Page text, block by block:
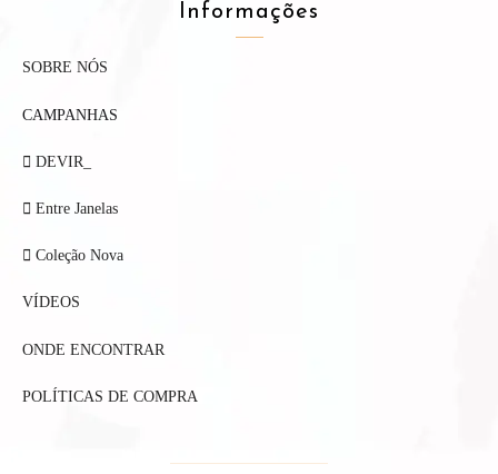
Informações
SOBRE NÓS
CAMPANHAS
DEVIR_
Entre Janelas
Coleção Nova
VÍDEOS
ONDE ENCONTRAR
POLÍTICAS DE COMPRA